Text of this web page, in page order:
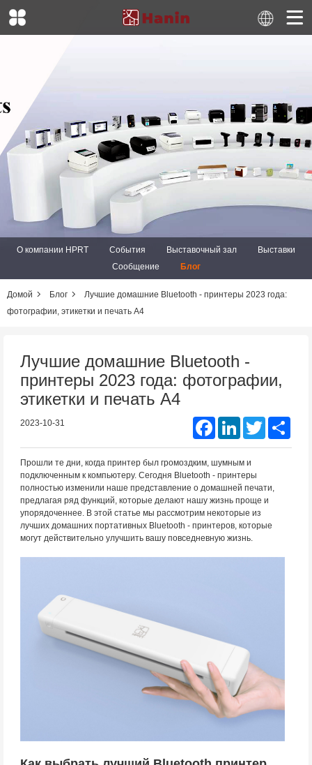
О компании HPRT События Выставочный зал
Выставки
Сообщение
Блог
Домой Блог
Лучшие домашние Bluetooth - принтеры 2023 года:
фотографии, этикетки и печать A4
Лучшие домашние Bluetooth -
принтеры 2023 года: фотографии,
этикетки и печать A4
2023-10-31 FacebookLinkedIn Twitter
Прошли те дни, когда принтер был громоздким, шумным и
подключенным к компьютеру. Сегодня Bluetooth - принтеры
полностью изменили наше представление о домашней печати,
предлагая ряд функций, которые делают нашу жизнь проще и
упорядоченнее. В этой статье мы рассмотрим некоторые из
лучших домашних портативных Bluetooth - принтеров, которые
могут действительно улучшить вашу повседневную жизнь.